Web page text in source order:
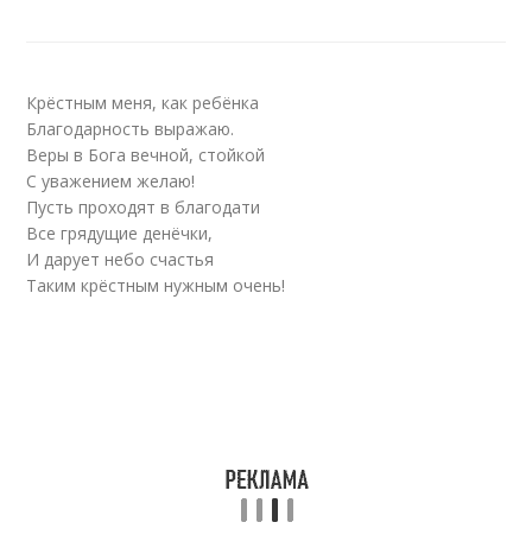
Крёстным меня, как ребёнка
Благодарность выражаю.
Веры в Бога вечной, стойкой
С уважением желаю!
Пусть проходят в благодати
Все грядущие денёчки,
И дарует небо счастья
Таким крёстным нужным очень!